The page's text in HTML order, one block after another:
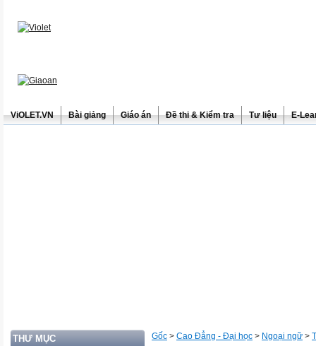
ViOLET.VN Bài giảng Giáo án Đề thi & Kiểm tra Tư liệu E-
THƯ MỤC Gốc > Cao Đẳng - Đại học > Ngoại ngữ >